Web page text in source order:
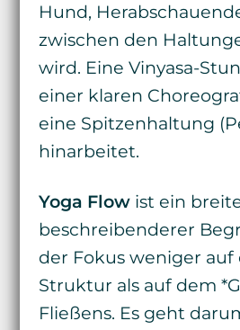
Hund,
zwischen den
wird. Eine Vinyasa-
einer klaren
eine Spitzenhaltung
hinarbeitet.
Yoga Flowist ein
beschreibenderer
der Fokus weniger auf
Struktur als auf dem
Fließens. Es geht